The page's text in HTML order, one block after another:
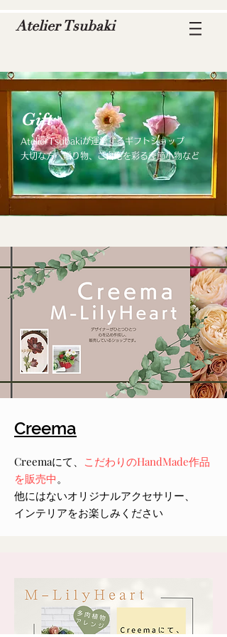
Atelier Tsubaki
​Gift
AtelierTsubakiが運営するギフトショップ
​大切な方へ贈り物、ご自宅を彩る季節小物など
Creema
Creemaにて、 こだわりのHandMade作品
を販売中。
他にはないオリジナルアクセサリー、
インテリアをお楽しみください